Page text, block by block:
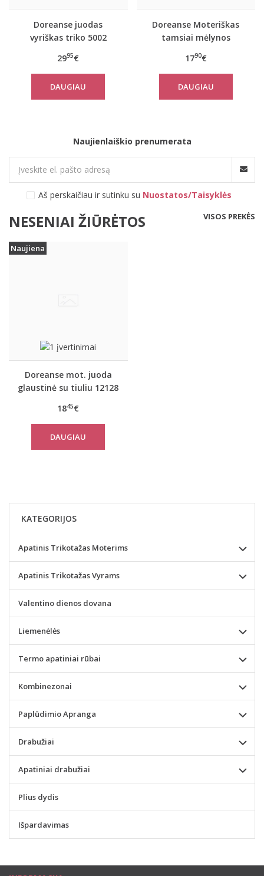
Doreanse juodas
vyriškas triko 5002
2995€
DAUGIAU
Doreanse Moteriškas
tamsiai mėlynos
1790€
DAUGIAU
Naujienlaiškio prenumerata
Aš perskaičiau ir sutinku su Nuostatos/Taisyklės
NESENIAI ŽIŪRĖTOS VISOS PREKĖS
Naujiena
Doreanse mot. juoda
glaustinė su tiuliu 12128
1845€
DAUGIAU
KATEGORIJOS
Apatinis Trikotažas Moterims
Apatinis Trikotažas Vyrams
Valentino dienos dovana
Liemenėlės
Termo apatiniai rūbai
Kombinezonai
Paplūdimio Apranga
Drabužiai
Apatiniai drabužiai
Plius dydis
Išpardavimas